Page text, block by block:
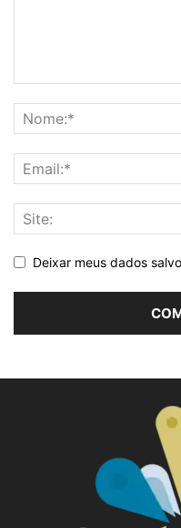
Deixar meus dados